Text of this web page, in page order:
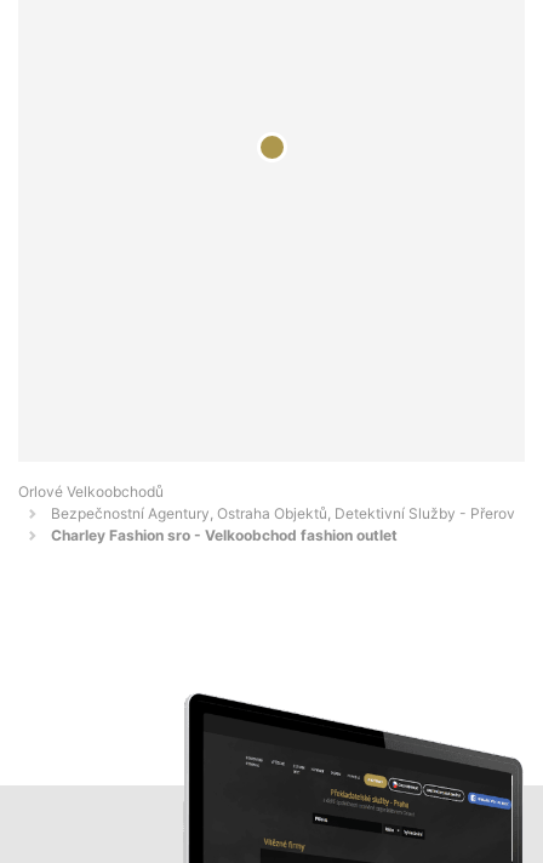
Orlové Velkoobchodů
Bezpečnostní Agentury, Ostraha Objektů, Detektivní Služby - Přerov
Charley Fashion sro - Velkoobchod fashion outlet